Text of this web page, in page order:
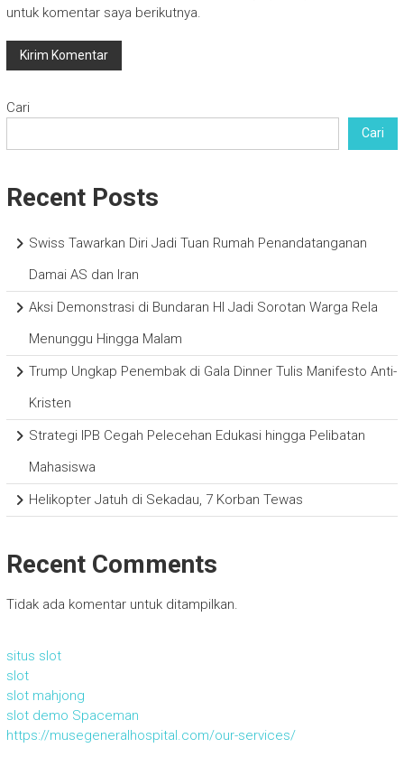
untuk komentar saya berikutnya.
Cari
Cari
Recent Posts
Swiss Tawarkan Diri Jadi Tuan Rumah Penandatanganan
Damai AS dan Iran
Aksi Demonstrasi di Bundaran HI Jadi Sorotan Warga Rela
Menunggu Hingga Malam
Trump Ungkap Penembak di Gala Dinner Tulis Manifesto Anti-
Kristen
Strategi IPB Cegah Pelecehan Edukasi hingga Pelibatan
Mahasiswa
Helikopter Jatuh di Sekadau, 7 Korban Tewas
Recent Comments
Tidak ada komentar untuk ditampilkan.
situs slot
slot
slot mahjong
slot demo Spaceman
https://musegeneralhospital.com/our-services/